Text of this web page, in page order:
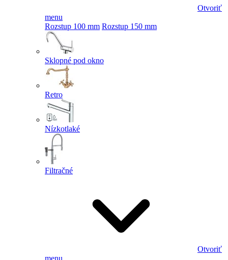
Otvoriť
menu
Rozstup 100 mm Rozstup 150 mm
Sklopné pod okno
Retro
Nízkotlaké
Filtračné
Otvoriť
menu